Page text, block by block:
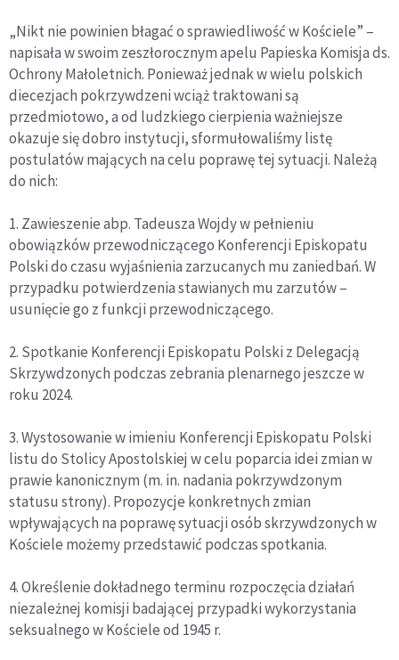
„Nikt nie powinien błagać o sprawiedliwość w Kościele” –
napisała w swoim zeszłorocznym apelu Papieska Komisja ds.
Ochrony Małoletnich. Ponieważ jednak w wielu polskich
diecezjach pokrzywdzeni wciąż traktowani są
przedmiotowo, a od ludzkiego cierpienia ważniejsze
okazuje się dobro instytucji, sformułowaliśmy listę
postulatów mających na celu poprawę tej sytuacji. Należą
do nich:
1. Zawieszenie abp. Tadeusza Wojdy w pełnieniu
obowiązków przewodniczącego Konferencji Episkopatu
Polski do czasu wyjaśnienia zarzucanych mu zaniedbań. W
przypadku potwierdzenia stawianych mu zarzutów –
usunięcie go z funkcji przewodniczącego.
2. Spotkanie Konferencji Episkopatu Polski z Delegacją
Skrzywdzonych podczas zebrania plenarnego jeszcze w
roku 2024.
3. Wystosowanie w imieniu Konferencji Episkopatu Polski
listu do Stolicy Apostolskiej w celu poparcia idei zmian w
prawie kanonicznym (m. in. nadania pokrzywdzonym
statusu strony). Propozycje konkretnych zmian
wpływających na poprawę sytuacji osób skrzywdzonych w
Kościele możemy przedstawić podczas spotkania.
4. Określenie dokładnego terminu rozpoczęcia działań
niezależnej komisji badającej przypadki wykorzystania
seksualnego w Kościele od 1945 r.